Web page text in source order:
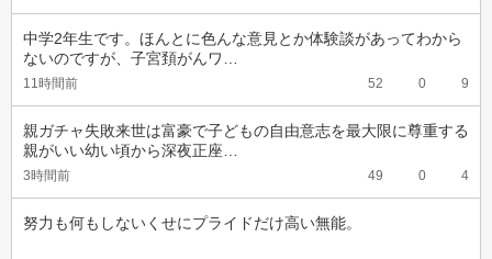
中学2年生です。ほんとに色んな意見とか体験談があってわから
ないのですが、子宮頚がんワ…
11時間前 52 0 9
親ガチャ失敗来世は富豪で子どもの自由意志を最大限に尊重する
親がいい幼い頃から深夜正座…
3時間前 49 0 4
努力も何もしないくせにプライドだけ高い無能。